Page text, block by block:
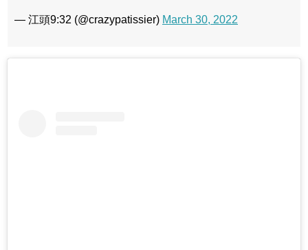
— 江頭9:32 (@crazypatissier) March 30, 2022